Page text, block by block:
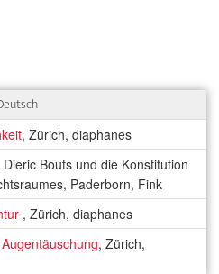
, Zürich, diaphanes
Bouts und die Konstitution
Paderborn, Fink
, Zürich, diaphanes
, Zürich,